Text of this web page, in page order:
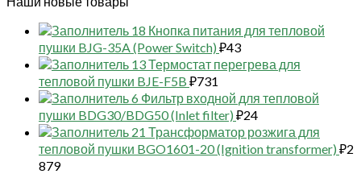
18 Кнопка питания для тепловой
пушки BJG-35A (Power Switch) ₽43
13 Термостат перегрева для
тепловой пушки BJE-F5B ₽731
6 Фильтр входной для тепловой
пушки BDG30/BDG50 (Inlet filter) ₽24
21 Трансформатор розжига для
тепловой пушки BGO1601-20 (Ignition transformer) ₽2
879